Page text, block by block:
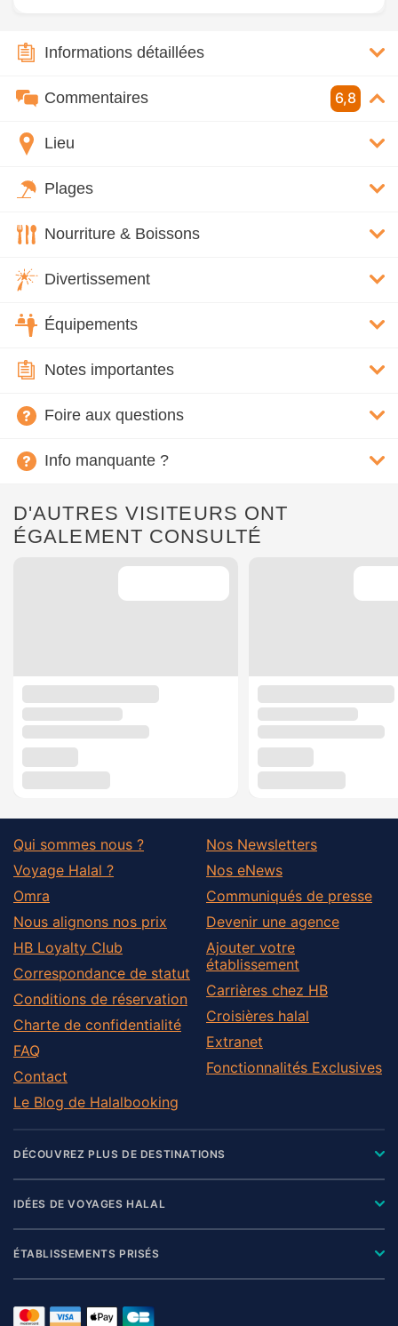
Informations détaillées
Commentaires 6,8
Lieu
Plages
Nourriture & Boissons
Divertissement
Équipements
Notes importantes
Foire aux questions
Info manquante ?
D'AUTRES VISITEURS ONT
ÉGALEMENT CONSULTÉ
Qui sommes nous ?
Voyage Halal ?
Omra
Nous alignons nos prix
HB Loyalty Club
Correspondance de statut
Conditions de réservation
Charte de confidentialité
FAQ
Contact
Le Blog de Halalbooking
Nos Newsletters
Nos eNews
Communiqués de presse
Devenir une agence
Ajouter votre
établissement
Carrières chez HB
Croisières halal
Extranet
Fonctionnalités Exclusives
DÉCOUVREZ PLUS DE DESTINATIONS
IDÉES DE VOYAGES HALAL
ÉTABLISSEMENTS PRISÉS